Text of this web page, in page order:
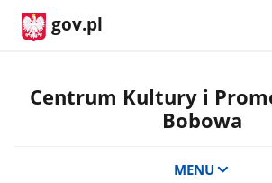
gov.pl
Centrum Kultury i
Bobowa
MENU